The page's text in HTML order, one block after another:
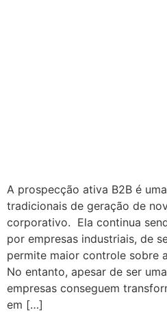
A prospecção ativa B2B é
tradicionais de geração de
corporativo. Ela continua
por empresas industriais, de
permite maior controle sobre
No entanto, apesar de ser
empresas conseguem
em […]